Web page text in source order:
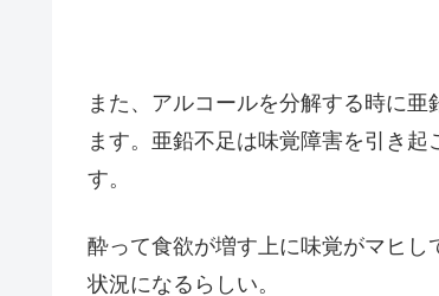
また、アルコールを分解する時に
ます。亜鉛不足は味覚障害を引き
す。
酔って食欲が増す上に味覚がマヒ
状況になるらしい。